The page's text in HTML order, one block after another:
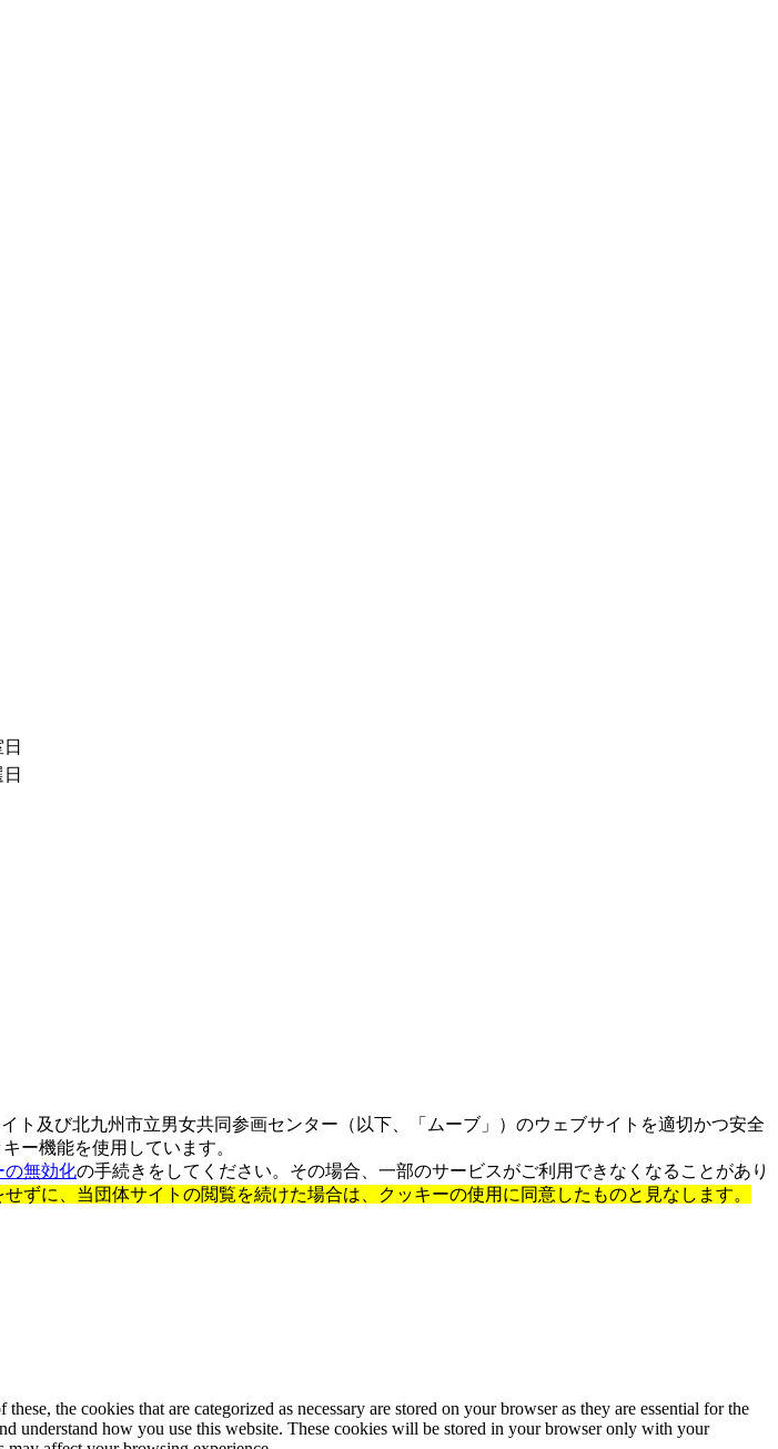
及び北九州市立男女共同参画センター（以下、「ムーブ」）のウェブサイトを適切かつ安全
ー機能を使用しています。
の無効化の手続きをしてください。その場合、一部のサービスがご利用できなくなることがあり
ずに、当団体サイトの閲覧を続けた場合は、クッキーの使用に同意したものと見なします。
the cookies that are categorized as necessary are stored on your browser as they are essential for the
understand how you use this website. These cookies will be stored in your browser only with your